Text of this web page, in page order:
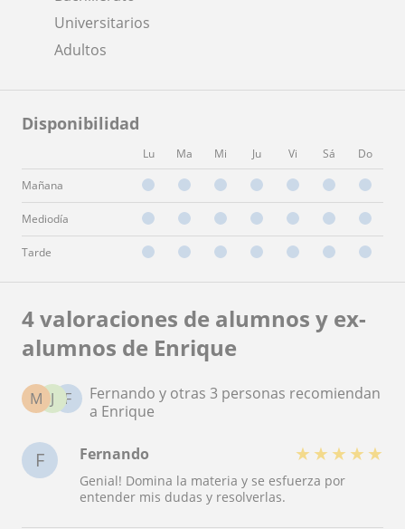
Universitarios
Adultos
Disponibilidad
Lu Ma Mi Ju Vi Sá Do
Mañana
Mediodía
Tarde
4 valoraciones de alumnos y ex-
alumnos de Enrique
F
J
M
Fernando y otras 3 personas recomiendan
a Enrique
F Fernando ★ ★ ★ ★ ★
Genial! Domina la materia y se esfuerza por
entender mis dudas y resolverlas.